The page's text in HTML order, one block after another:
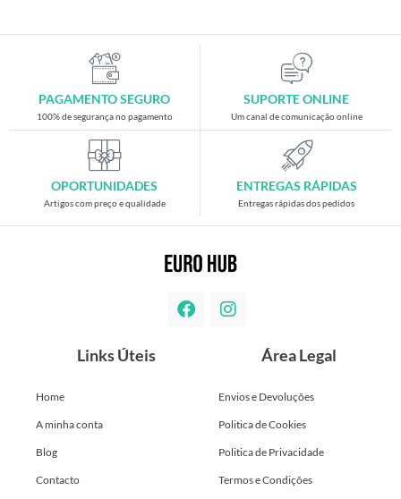
PAGAMENTO SEGURO
100% de segurança no pagamento
SUPORTE ONLINE
Um canal de comunicação online
OPORTUNIDADES
Artigos com preço e qualidade
ENTREGAS RÁPIDAS
Entregas rápidas dos pedidos
Links Úteis
Home
A minha conta
Blog
Contacto
Área Legal
Envios e Devoluções
Politica de Cookies
Politica de Privacidade
Termos e Condições